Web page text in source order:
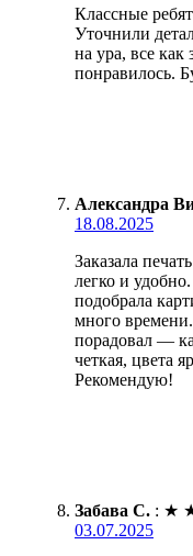
Классные
Уточнили
на ура, все как
понравилось.
Александра
18.08.2025
Заказала
легко и
подобрала
много времени.
порадовал —
четкая, цвета
Рекомендую!
Забава С. : ★
03.07.2025